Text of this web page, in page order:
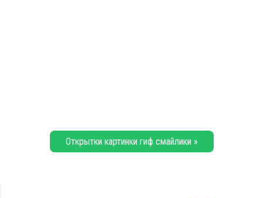
Открытки картинки гиф смайлики »